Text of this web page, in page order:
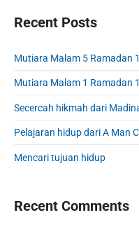
P
c
r
w
a
u
r
i
d
b
r
Recent Posts
Mutiara Malam 5 Ramadan
Mutiara Malam 1 Ramadan
Secercah hikmah dari
Pelajaran hidup dari A Man
Mencari tujuan hidup
Recent Comments